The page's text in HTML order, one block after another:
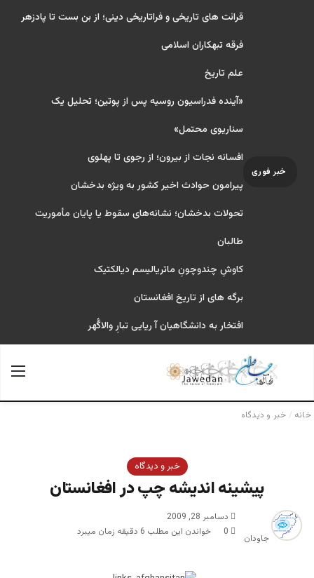
خبر فوری
قرائت های تاریخی و فراتاریخی دینی؛ از بن بست تا پادزهر
فرقه تبهکاران اسلامی
علم تاریخ
«آینده فدراسیون روسیه پس از پوتین؛ تحلیل یک
سناریوی محتمل»
افسانه نجات از بیرون؛ از رجوی تا پهلوی
پیرامون حوادث اخیر کشور به ویژه بدخشان
تحولات بدخشان؛ نشانه‌های سقوط یا پایان مأموریت
طالبان
کاوشِ چندو‌چونِ ماتریالیسم دیالکتیک
برگه های از تاریخ افغانستان
افتخار به دانشگاهیان آ ریایی تبارِ والاگُهر
جستجو برای
خانه / خبر و دیدگاه
خبر و دیدگاه
پیشینه اندیشه چپ در افغانستان
جاودان
دسامبر 28, 2009
0
خواندن این مطلب 6 دقیقه زمان میبرد